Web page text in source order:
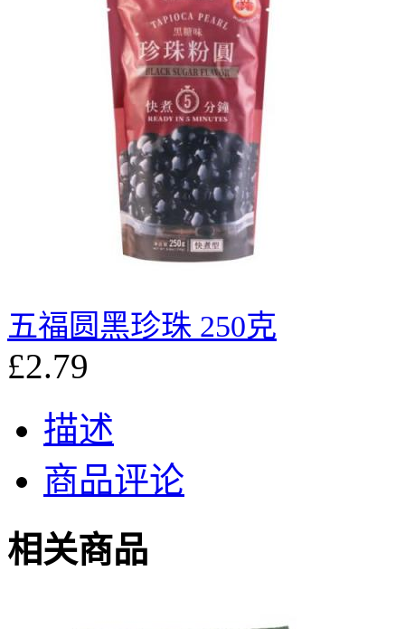
五福圆黑珍珠 250克
£2.79
描述
商品评论
相关商品